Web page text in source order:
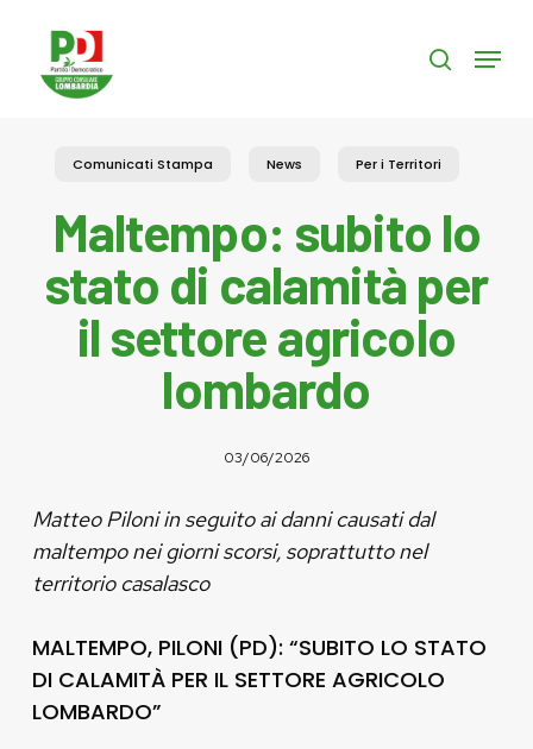
content
search
Menu
Comunicati Stampa News Per i Territori
Maltempo: subito lo
stato di calamità per
il settore agricolo
lombardo
03/06/2026
Matteo Piloni in seguito ai danni causati dal
maltempo nei giorni scorsi, soprattutto nel
territorio casalasco
MALTEMPO, PILONI (PD): “SUBITO LO STATO
DI CALAMITÀ PER IL SETTORE AGRICOLO
LOMBARDO”